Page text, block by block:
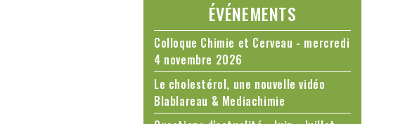
ÉVÉNEMENTS
Colloque Chimie et Cerveau - mercredi
4 novembre 2026
Le cholestérol, une nouvelle vidéo
Blablareau & Mediachimie